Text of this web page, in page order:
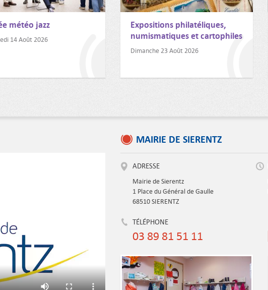
météo jazz
14 Août 2026
Expositions philatéliques,
numismatiques et cartophiles
Dimanche 23 Août 2026
MAIRIE DE SIERENTZ
ADRESSE
Mairie de Sierentz
1 Place du Général de Gaulle
68510 SIERENTZ
TÉLÉPHONE
03 89 81 51 11